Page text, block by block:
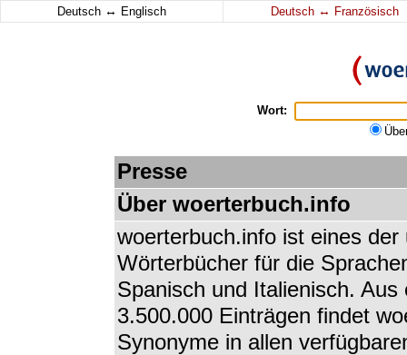
Deutsch ↔ Englisch Deutsch ↔ Französisch
Wort:
Presse
Über woerterbuch.info
woerterbuch.info ist eines
Wörterbücher für die
Spanisch und Italienisch.
3.500.000 Einträgen findet
Synonyme in allen